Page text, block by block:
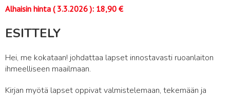
Alhaisin hinta (3.3.2026): 18,90 €
ESITTELY
Hei, me kokataan! johdattaa lapset innostavasti ruoanlaiton
ihmeelliseen maailmaan.
Kirjan myötä lapset oppivat valmistelemaan, tekemään ja